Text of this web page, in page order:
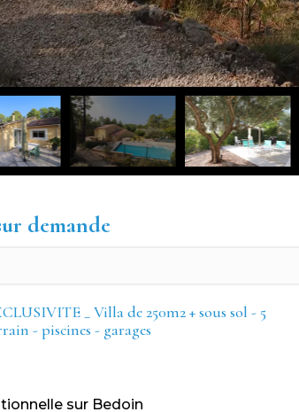
demande
_ Villa de 250m2 + sous sol - 5
- piscines - garages
sur Bedoin